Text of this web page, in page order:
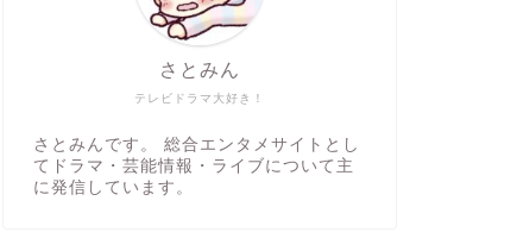
テレビドラマ大好き！
さとみん
さとみんです。 総合エンタメサイトとし
てドラマ・芸能情報・ライブについて主
に発信しています。